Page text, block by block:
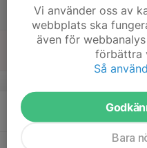
20
Mån
Vi använder oss av
webbplats ska
även för
förbättra
Så
Bara